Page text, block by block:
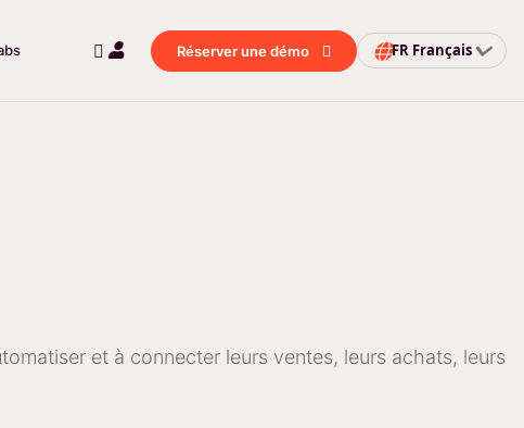
Réserver une démo FR Français
et à connecter leurs ventes, leurs achats, leurs